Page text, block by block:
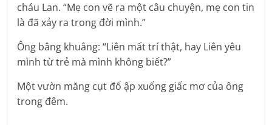
cháu Lan. “Mẹ con vẽ ra một câu chuyện, mẹ con tin
là đã xảy ra trong đời mình.”
Ông bâng khuâng: “Liên mất trí thật, hay Liên yêu
mình từ trẻ mà mình không biết?”
Một vườn măng cụt đổ ập xuống giấc mơ của ông
trong đêm.